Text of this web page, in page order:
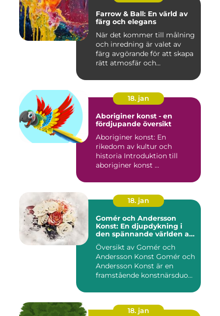
Farrow & Ball: En värld av
färg och elegans
När det kommer till målning
och inredning är valet av
färg avgörande för att skapa
rätt atmosfär och...
18. jan
Aboriginer konst - en
fördjupande översikt
Aboriginer konst: En
rikedom av kultur och
historia Introduktion till
aboriginer konst ...
18. jan
Gomér och Andersson
Konst: En djupdykning i
den spännande världen av
konst
Översikt av Gomér och
Andersson Konst Gomér och
Andersson Konst är en
framstående konstnärsduo
18. jan